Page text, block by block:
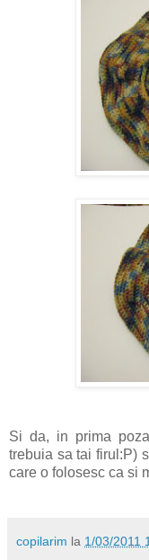
Si da, in prima
trebuia sa tai firul:P)
care o folosesc ca si
copilarim la 1/03/2011